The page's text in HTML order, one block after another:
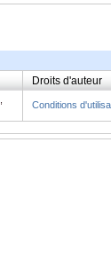
Droits d'auteur
Conditions